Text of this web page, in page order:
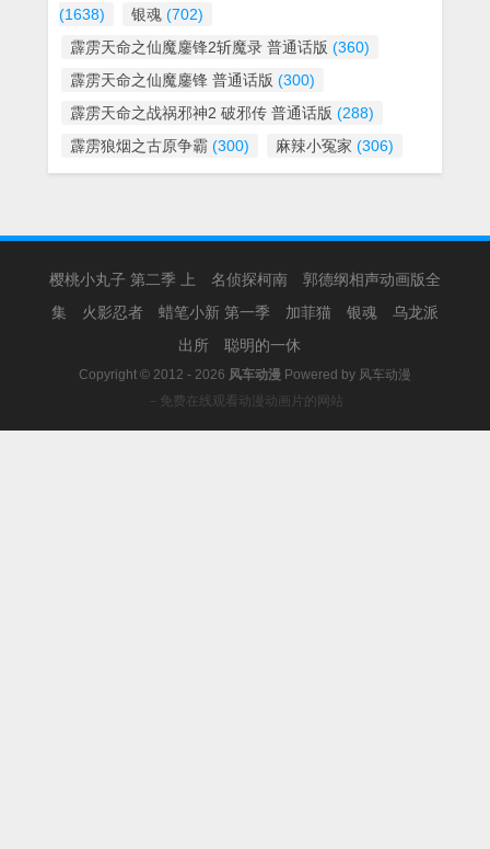
(1638)
银魂 (702)
霹雳天命之仙魔鏖锋2斩魔录 普通话版 (360)
霹雳天命之仙魔鏖锋 普通话版 (300)
霹雳天命之战祸邪神2 破邪传 普通话版 (288)
霹雳狼烟之古原争霸 (300) 麻辣小冤家 (306)
樱桃小丸子 第二季 上 名侦探柯南
郭德纲相声动画版全
集
火影忍者 蜡笔小新 第一季 加菲猫 银魂
乌龙派
出所
聪明的一休
Copyright © 2012 - 2026 风车动漫 Powered by 风车动漫
－免费在线观看动漫动画片的网站